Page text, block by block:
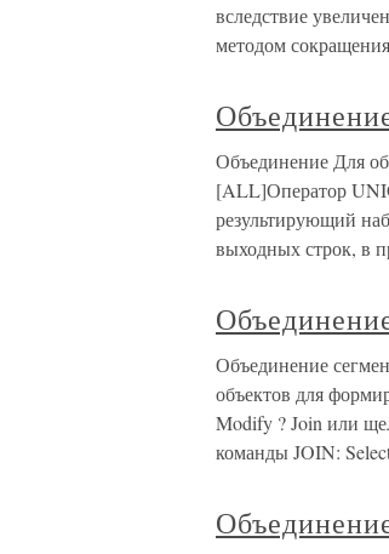
вследствие
методом сокращения
Объединение Для
[ALL]Оператор
результирующий
выходных строк, в
Объединение
объектов для
Modify ? Join или
команды JOIN: